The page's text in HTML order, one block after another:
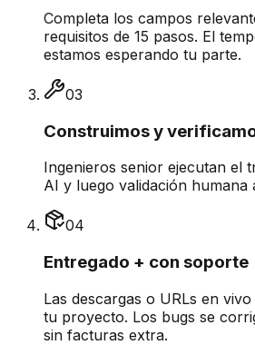
Completa los campos
requisitos de 15 pasos. El
estamos esperando tu parte.
03
Construimos y
Ingenieros senior ejecutan el
AI y luego validación humana
04
Entregado + con soporte
Las descargas o URLs en
tu proyecto. Los bugs se
sin facturas extra.